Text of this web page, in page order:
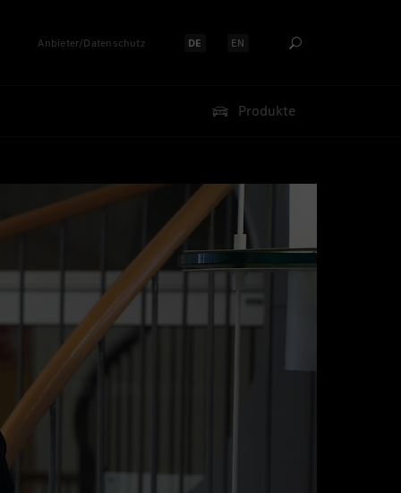
Anbieter/Datenschutz Sprache auswählen:
DE Sprache auswählen:
EN
Produkte